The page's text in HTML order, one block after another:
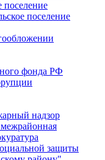
поселение
поселение
фонда РФ
надзор
межрайонная
защиты